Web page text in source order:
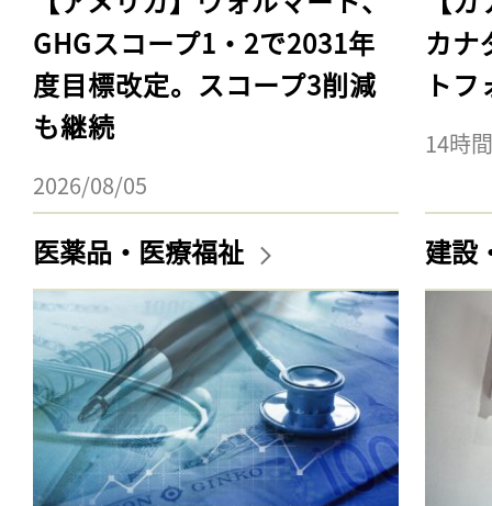
GHGスコープ1・2で2031年
度目標改定。スコープ3削減
も継続
2026/08/05
カナ
ト
14時
医薬品・医療福祉 建設